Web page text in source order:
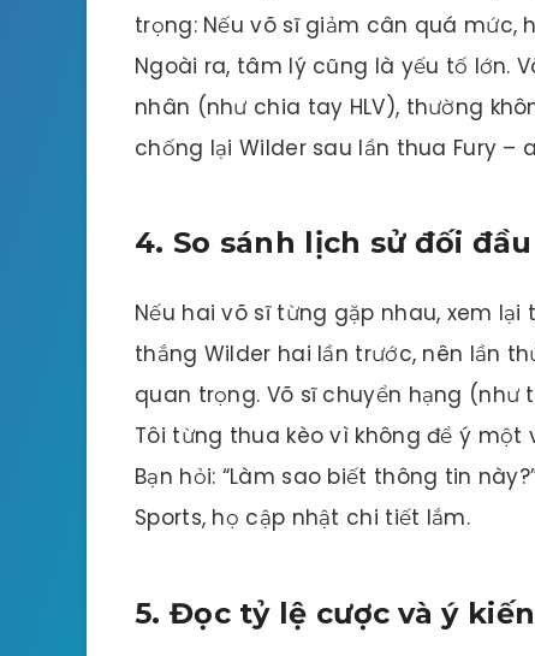
trọng: Nếu võ sĩ giảm cân quá mức,
Ngoài ra, tâm lý cũng là yếu tố lớn.
nhân (như chia tay HLV), thường
chống lại Wilder sau lần thua Fury
4. So sánh lịch sử đối
Nếu hai võ sĩ từng gặp nhau, xem
thắng Wilder hai lần trước, nên lần
quan trọng. Võ sĩ chuyển hạng
Tôi từng thua kèo vì không để ý một
Bạn hỏi: “Làm sao biết thông tin
Sports, họ cập nhật chi tiết lắm.
5. Đọc tỷ lệ cược và ý